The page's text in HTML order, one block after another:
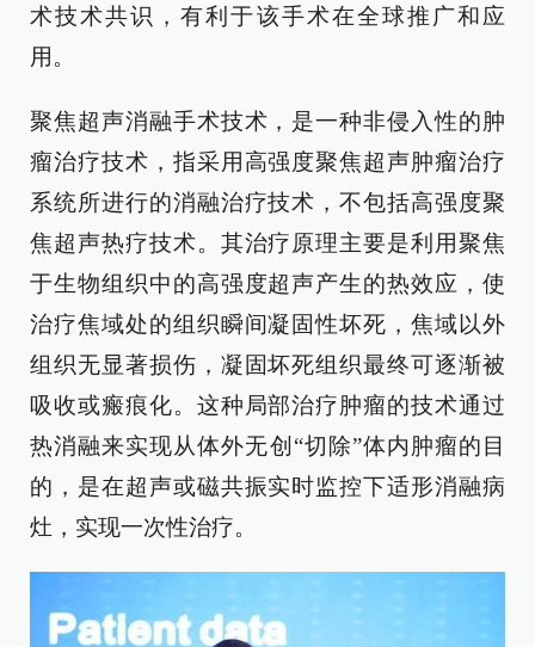
术技术共识，有利于该手术在全球推广和应
用。
聚焦超声消融手术技术，是一种非侵入性的肿
瘤治疗技术，指采用高强度聚焦超声肿瘤治疗
系统所进行的消融治疗技术，不包括高强度聚
焦超声热疗技术。其治疗原理主要是利用聚焦
于生物组织中的高强度超声产生的热效应，使
治疗焦域处的组织瞬间凝固性坏死，焦域以外
组织无显著损伤，凝固坏死组织最终可逐渐被
吸收或瘢痕化。这种局部治疗肿瘤的技术通过
热消融来实现从体外无创“切除”体内肿瘤的目
的，是在超声或磁共振实时监控下适形消融病
灶，实现一次性治疗。